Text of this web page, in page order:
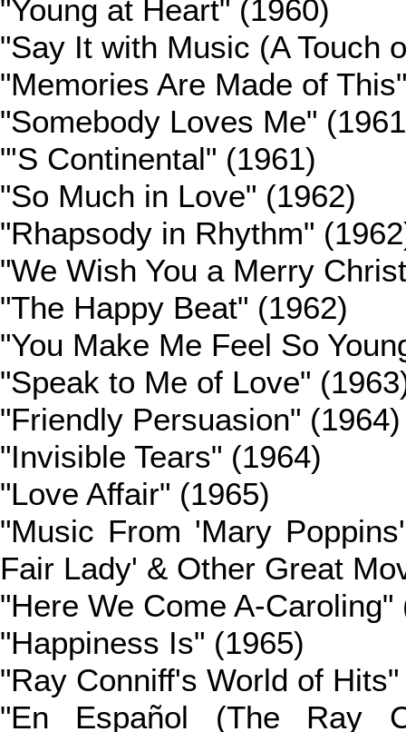
"Young at Heart" (1960)
"Say It with Music (A Touch
"Memories Are Made of
"Somebody Loves Me"
"'S Continental" (1961)
"So Much in Love" (1962)
"Rhapsody in Rhythm"
"We Wish You a Merry
"The Happy Beat" (1962)
"You Make Me Feel So
"Speak to Me of Love"
"Friendly Persuasion" (1964)
"Invisible Tears" (1964)
"Love Affair" (1965)
"Music From 'Mary
Fair Lady' & Other Great
"Here We Come A-Caroling"
"Happiness Is" (1965)
"Ray Conniff's World of
"En Español (The Ray